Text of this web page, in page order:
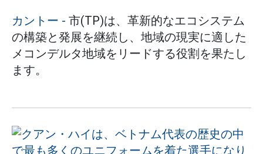
カントー - 市(TP)は、革新的なエコシステム
の構築と発展を継続し、地域の現実に適した
メコンデルタ地域をリードする役割を果たし
ます。